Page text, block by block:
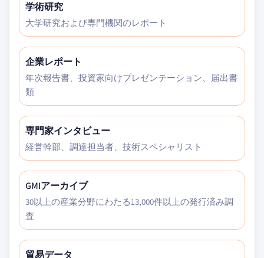
学術研究
大学研究および専門機関のレポート
企業レポート
年次報告書、投資家向けプレゼンテーション、届出書
類
専門家インタビュー
経営幹部、調達担当者、技術スペシャリスト
GMIアーカイブ
30以上の産業分野にわたる13,000件以上の発行済み調
査
貿易データ